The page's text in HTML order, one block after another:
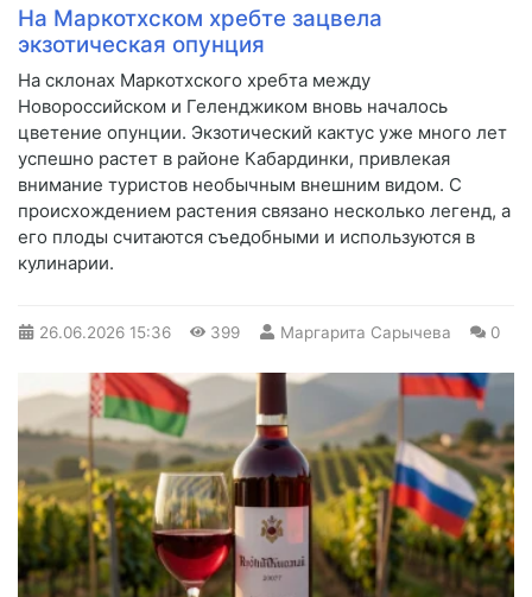
На Маркотхском хребте зацвела
экзотическая опунция
На склонах Маркотхского хребта между
Новороссийском и Геленджиком вновь началось
цветение опунции. Экзотический кактус уже много лет
успешно растет в районе Кабардинки, привлекая
внимание туристов необычным внешним видом. С
происхождением растения связано несколько легенд, а
его плоды считаются съедобными и используются в
кулинарии.
26.06.2026 15:36 399 Маргарита Сарычева 0